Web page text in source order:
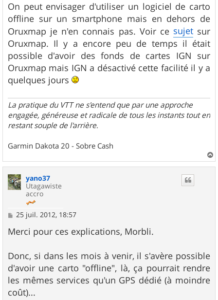
On peut envisager d'utiliser un logiciel de carto
offline sur un smartphone mais en dehors de
Oruxmap je n'en connais pas. Voir ce sujetsur
Oruxmap. Il y a encore peu de temps il était
possible d'avoir des fonds de cartes IGN sur
Oruxmap mais IGN a désactivé cette facilité il y a
quelques jours
La pratique du VTT ne s'entend que par une approche
engagée, généreuse et radicale de tous les instants tout en
restant souple de l'arrière.
Garmin Dakota 20 - Sobre Cash
a
yano37
Utagawiste
accro
M
s
s
g
e
25 juil. 2012, 18:57
Merci pour ces explications, Morbli.
Donc, si dans les mois à venir, il s'avère possible
d'avoir une carto "offline", là, ça pourrait rendre
les mêmes services qu'un GPS dédié (à moindre
coût)...